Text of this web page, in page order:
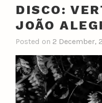
DISCO:
JOÃO
Posted on 2 December,